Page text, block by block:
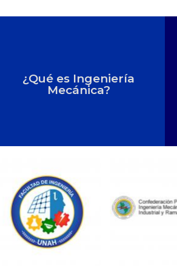
¿Qué es Ingeniería
Mecánica?